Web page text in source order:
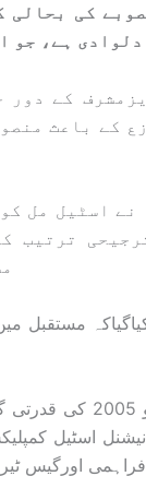
کی
دلوادی ہے، جو
کے
کے باعث
نے اسٹیل مل
ترتیب
ساتھ ہی
فراہمی اورگیس